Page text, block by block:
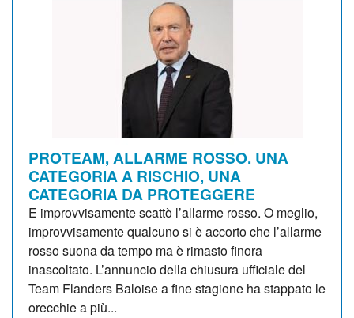
PROTEAM, ALLARME ROSSO. UNA
CATEGORIA A RISCHIO, UNA
CATEGORIA DA PROTEGGERE
E improvvisamente scattò l’allarme rosso. O meglio,
improvvisamente qualcuno si è accorto che l’allarme
rosso suona da tempo ma è rimasto finora
inascoltato. L’annuncio della chiusura ufficiale del
Team Flanders Baloise a fine stagione ha stappato le
orecchie a più...